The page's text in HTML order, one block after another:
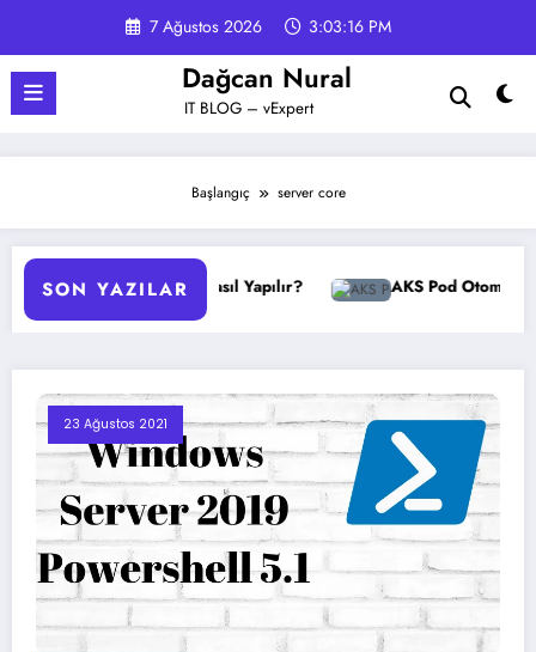
7 Ağustos 2026 3:03:17 PM
Dağcan Nural
IT BLOG – vExpert
Başlangıç server core
SON YAZILAR
GPO Yedekleme Nasıl Yapılır? AKS Pod Otomatik
23 Ağustos 2021